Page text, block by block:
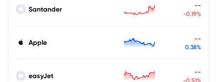
Santander --
-0.19%
Apple --
0.38%
easyJet --
-0.51%